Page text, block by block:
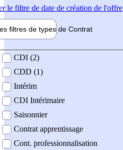
le filtre de date de création de l'offre
filtres de types de Contrat
contrat
CDI (2)
CDD (1)
Intérim
CDI Intérimaire
Saisonnier
Contrat apprentissage
Cont. professionnalisation